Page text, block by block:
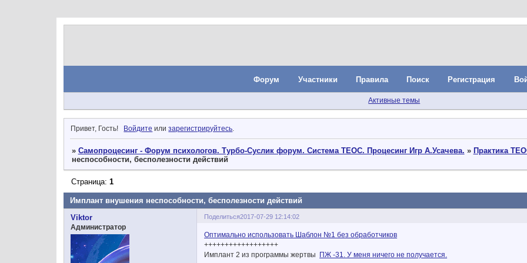
Форум Участники Правила Поиск Регистрация
Активные темы
Привет, Гость! Войдите илизарегистрируйтесь
» Самопроцесинг - Форум психологов. Турбо-Суслик форум. Система ТЕОС. Процесинг Игр А.Усачева. » Практика
неспособности, бесполезности действий
Имплант внушения неспособности, бесполезности действий
Страница: 1
Поделиться2017-07-29 12:14:02
Viktor
Администратор
Оптимально использовать Шаблон №1 без обработчиков
++++++++++++++++++
Имплант 2 из программы жертвы
ПЖ -31. У меня ничего не получается.